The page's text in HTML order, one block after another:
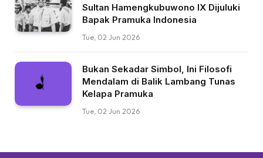
Sultan Hamengkubuwono IX Dijuluki
Bapak Pramuka Indonesia
Tue, 02 Jun 2026
Bukan Sekadar Simbol, Ini Filosofi
Mendalam di Balik Lambang Tunas
Kelapa Pramuka
Tue, 02 Jun 2026